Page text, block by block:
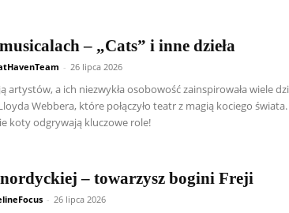
– „Cats” i inne dzieła
- 26 lipca 2026
artystów, a ich niezwykła osobowość zainspirowała wiele
Webbera, które połączyło teatr z magią kociego
koty odgrywają kluczowe role!
– towarzysz bogini Freji
- 26 lipca 2026